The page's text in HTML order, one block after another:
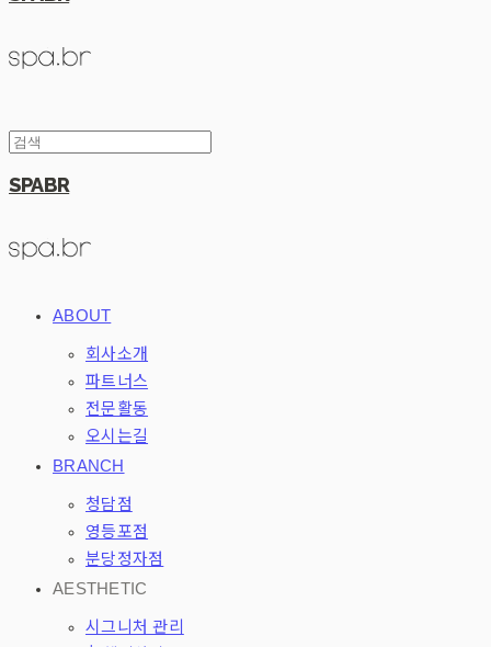
SPABR
ABOUT
회사소개
파트너스
전문활동
오시는길
BRANCH
청담점
영등포점
분당정자점
AESTHETIC
시그니처 관리